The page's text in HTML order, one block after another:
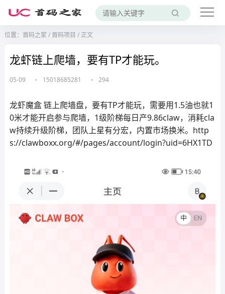
位置： 首码之家 /首码项目 /正文
龙虾链上爬墙，要有TP才能玩。
05-09 15018685281 294
龙虾魔盒 链上爬墙盘，要有TP才能玩，需要用1.5油也就1
0米才能开启参与爬墙，1级阶梯每日产9.86claw，消耗cla
w持续升级阶梯，团队上星有分宏，内置市场换米。http
s://clawboxx.org/#/pages/account/login?uid=6HX1TD